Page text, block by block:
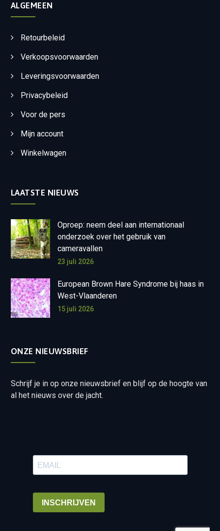
ALGEMEEN
Retourbeleid
Verkoopsvoorwaarden
Leveringsvoorwaarden
Privacybeleid
Voor de pers
Mijn account
Winkelwagen
LAATSTE NIEUWS
Oproep: neem deel aan internationaal
onderzoek over het gebruik van
cameravallen
23 juli 2026
European Brown Hare Syndrome bij haas in
West-Vlaanderen
15 juli 2026
ONZE NIEUWSBRIEF
Schrijf je in op onze nieuwsbrief en blijf op de hoogte van
al het nieuws over de jacht.